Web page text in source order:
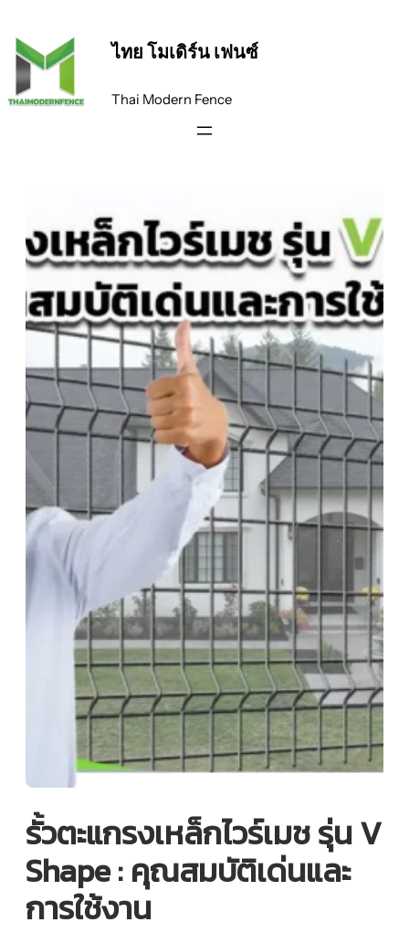
ไป
ยัง
เนื้อหา
ไทย โมเดิร์น เฟนซ์
Thai Modern Fence
รั้วตะแกรงเหล็กไวร์เมช รุ่น V
Shape : คุณสมบัติเด่นและ
การใช้งาน